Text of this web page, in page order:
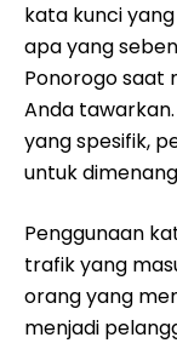
kata kunci
apa yang
Ponorogo saat
Anda
yang spesifik,
untuk
Penggunaan
trafik yang
orang yang
menjadi